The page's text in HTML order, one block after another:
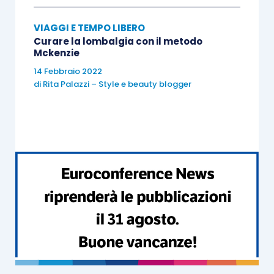
dopo l’esperienza originaria dell’odio».
Le ceneri di Londra
Prezzo – 19,00
Pagine – 384
VIAGGI E TEMPO LIBERO
Curare la lombalgia con il metodo
Mckenzie
14 Febbraio 2022
di Rita Palazzi – Style e beauty blogger